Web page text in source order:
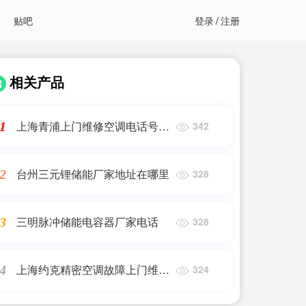
贴吧 登录/注册
相关产品
上海青浦上门维修空调电话号码
342
台州三元锂储能厂家地址在哪里 328
三明脉冲储能电容器厂家电话 328
上海约克精密空调故障上门维修
324